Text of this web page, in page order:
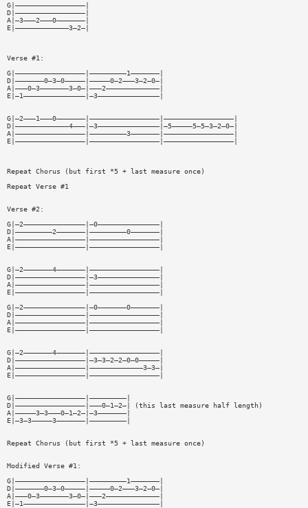
G|—————————————————|
D|—————————————————|
A|—3———2———0———————|
E|—————————————3—2—|
Verse #1:
G|—————————————————|—————————1———————|
D|———————0—3—0—————|—————0—2———3—2—0—|
A|———0—3———————3—0—|———2—————————————|
E|—1———————————————|—3———————————————|
G|—2———1———0———————|—————————————————|—————————————————|
D|—————————————4———|—3———————————————|—5—————5—5—3—2—0—|
A|—————————————————|—————————3———————|—————————————————|
E|—————————————————|—————————————————|—————————————————|
Repeat Chorus (but first *5 + last measure once)
Repeat Verse #1
Verse #2:
G|—2———————————————|—0———————————————|
D|—————————2———————|—————————0———————|
A|—————————————————|—————————————————|
E|—————————————————|—————————————————|
G|—2———————4———————|—————————————————|
D|—————————————————|—3———————————————|
A|—————————————————|—————————————————|
E|—————————————————|—————————————————|
G|—2———————————————|—0———————0———————|
D|—————————————————|—————————————————|
A|—————————————————|—————————————————|
E|—————————————————|—————————————————|
G|—2———————4———————|—————————————————|
D|—————————————————|—3—3—2—2—0—0—————|
A|—————————————————|—————————————3—3—|
E|—————————————————|—————————————————|
G|—————————————————|—————————|
D|—————————————————|———0—1—2—| (this last measure half length)
A|—————3—3———0—1—2—|—3———————|
E|—3—3—————3———————|—————————|
Repeat Chorus (but first *5 + last measure once)
Modified Verse #1:
G|—————————————————|—————————1———————|
D|———————0—3—0—————|—————0—2———3—2—0—|
A|———0—3———————3—0—|———2—————————————|
E|—1———————————————|—3———————————————|